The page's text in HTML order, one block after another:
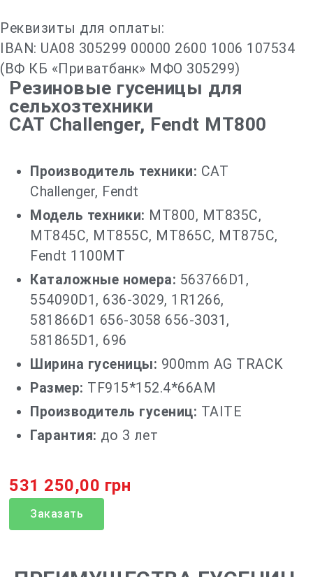
Реквизиты для оплаты:
IBAN: UA08 305299 00000 2600 1006 107534
(ВФ КБ «Приватбанк» МФО 305299)
Резиновые гусеницы для
сельхозтехники
CAT Challenger, Fendt MT800
Производитель техники: CAT
Challenger, Fendt
Модель техники: MT800, MT835C,
MT845C, MT855C, MT865C, MT875C,
Fendt 1100MT
Каталожные номера: 563766D1,
554090D1, 636-3029, 1R1266,
581866D1 656-3058 656-3031,
581865D1, 696
Ширина гусеницы: 900mm AG TRACK
Размер: TF915*152.4*66AM
Производитель гусениц: TAITE
Гарантия: до 3 лет
531 250,00 грн
Заказать